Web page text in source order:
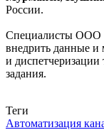
России.
Специалисты ООО
внедрить данные и
и диспетчеризации
задания.
Теги
Автоматизация